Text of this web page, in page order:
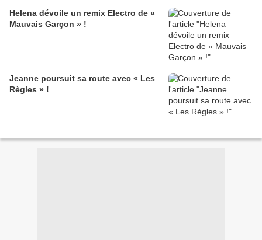
Helena dévoile un remix Electro de «
Mauvais Garçon » !
Jeanne poursuit sa route avec « Les
Règles » !